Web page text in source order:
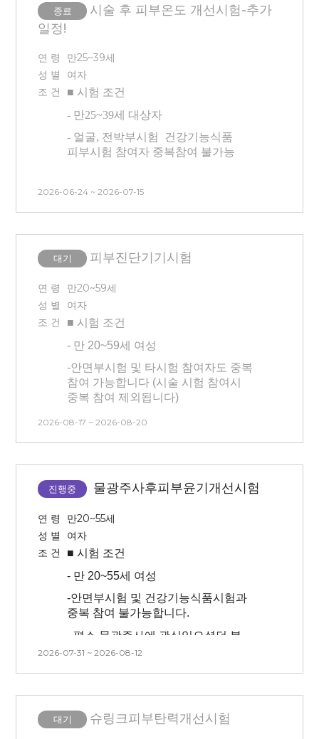
본인이 선택할 수 없습니다.
적용에 따른 효과를 확인하는
시험이므로 시술 후 후 처지(진정, 관리
시술 시 통증이 더 있으실 수 있습니다.
초상권이 포함되어있는 시험입니다
(모집 시 셀카 보내주셔야 합니다 /
내용에 B&A조건 확인 필수
-시험 방문 최소 3일 이내 인공눈물,
-센터 내 대기 시간 동안은 시술 전/후
모두 제품(스킨, 로션x)을 바르지 않은
-시술 후 시술 부위에 붓기와 멍 등의
증상이 평균 7일~10일 정도 생길 수
있고, 회복 기간은 개인에 따라 다를 수
있습니다.
-3개월 내 시술 경험이 없는 사람(피부
관련 시술 및 속눈썹 연장, 눈썹문신,
피부 관리 모두 없는 분)
-모든 내용을 읽어보시고 피부가
, 날짜 변경이 불가능 합니다.
종료
시술 후 피부온도 개선시험-추가
일정!
연 령
만25~39세
성 별
여자
조 건
■ 시험 조건
- 만25~39세 대상자
- 얼굴, 전박부시험 건강기능식품
피부시험 참여자 중복참여 불가능
- 평소 프락셀 시술 이해도가
하며, 강도는 낮춰 진행하며 시술의
이해도 있으신 분
예민하다고 생각되는 분은 피해주세요.
( 시술부위: 얼굴 (코 제외 양쪽 뺨 나비존) 및 전박
적용에 따른 효과를 확인하는 시험이므로
시술 후 후 처지(진정, 관리 등)을 진행하지
않습니다.
- 왼쪽 전박부에 상처 및 문신 없으신
외출불가)
8시간 대기하는 동안 물이 닿지
않도록 주의 부탁드립니다.(시술
- 매 방문 시 측정 전 세안 후 (스킨,
로션) 포함된 피부 제품을 바르지 않고
대기가 진행됩니다.
-본인 부주의(눈썹 문신, 속눈썹 펌,
눈썹 염색 등등)로 인한 시험 탈락의
- 시술 특성 상 붉어짐, 건조 및
있습니다. 각질 발생 시 자연탈락이 될
수 있도록 해주세요. (각질 뜯거나,
제거 X).
2026-06-24 ~ 2026-07-15
대기 피부진단기기시험
연 령
만20~59세
성 별
여자
조 건
■ 시험 조건
- 만 20~59세 여성
-안면부시험 및 타시험 참여자도 중복
참여 가능합니다 (시술 시험 참여시
중복 참여 제외됩니다)
- 피부기기로 피부 측정하는
-3개월 내 시술 경험이 없는 사람(피부
피부 관리 모두 없는 분)
2026-08-17 ~ 2026-08-20
진행중 물광주사후피부윤기개선시험
연 령
만20~55세
성 별
여자
조 건
■ 시험 조건
- 만 20~55세 여성
-안면부시험 및 건강기능식품시험과
중복 참여 불가능합니다.
평소 물광주사에 관심있으셨던 분
-안면부(한쪽 볼(랜덤))에 시술이
진행되며 마취 15분 진행 후 시술
(**안면부 좌우 중 시술 부위를 대상자
2026-07-31 ~ 2026-08-12
대기 슈링크피부탄력개선시험